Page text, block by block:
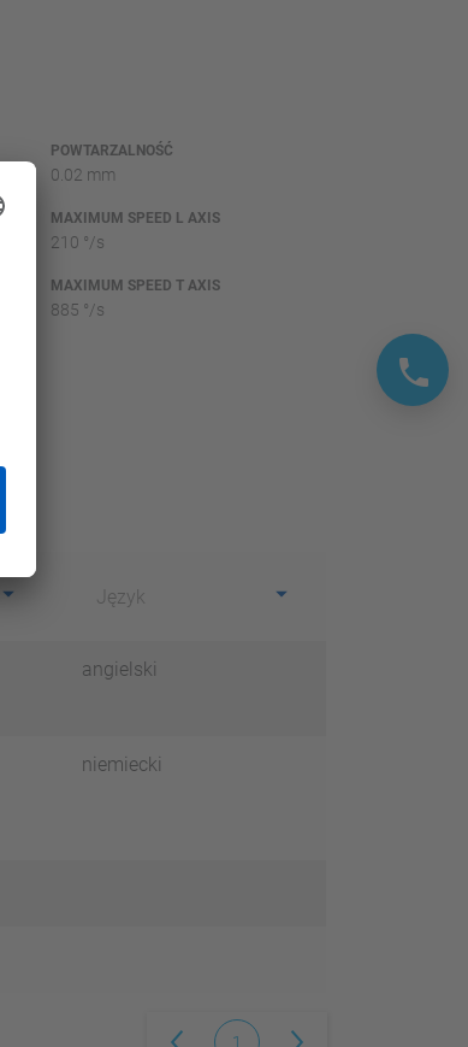
POWTARZALNOŚĆ
0.02 mm
MAXIMUM SPEED L AXIS
210 °/s
MAXIMUM SPEED T AXIS
885 °/s
Język
angielski
niemiecki
1